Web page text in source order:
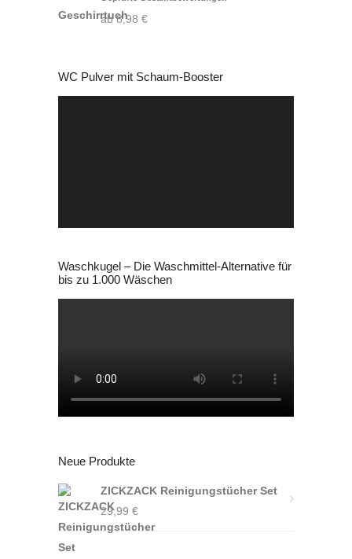
mit4.88
von 5
ab8,98 €
WC Pulver mit Schaum-Booster
Waschkugel – Die Waschmittel-Alternative für
bis zu 1.000 Wäschen
Neue Produkte
ZICKZACK Reinigungstücher Set
29,99 €